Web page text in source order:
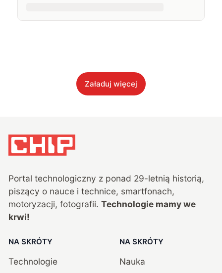
Załaduj więcej
Portal technologiczny z ponad 29-letnią historią,
piszący o nauce i technice, smartfonach,
motoryzacji, fotografii. Technologie mamy we
krwi!
NA SKRÓTY
Technologie
NA SKRÓTY
Nauka